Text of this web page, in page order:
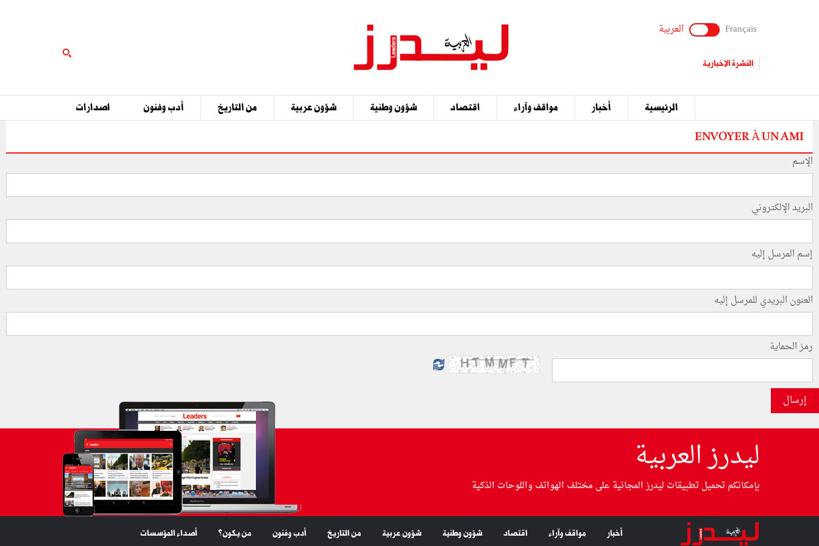
Français العربية
النشرة الإخبارية
الرئيسية أخبار مواقف وآراء اقتصاد شؤون وطنية شؤون عربية من التاريخ أدب وفنون اصدارات
ENVOYER À UN AMI
الإسم
البريد الإلكتروني
إسم المرسل إليه
العنون البريدي للمرسل إليه
رمز الحماية
إرسال
ليدرز العربية
بإمكانكم تحميل تطبيقات ليدرز المجانية على مختلف الهواتف واللوحات الذكية
أخبار مواقف وآراء اقتصاد شؤون وطنية شؤون عربية من التاريخ أدب وفنون من يكون؟ أصداء المؤسسات